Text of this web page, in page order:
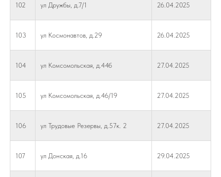
102 ул Дружбы, д.7/1 26.04.2025
103 ул Космонавтов, д.29 26.04.2025
104 ул Комсомольская, д.44б 27.04.2025
105 ул Комсомольская, д.46/19 27.04.2025
106 ул Трудовые Резервы, д.57к. 2 27.04.2025
107 ул Донская, д.16 29.04.2025